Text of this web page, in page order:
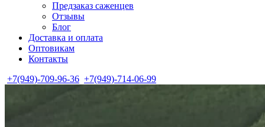
Предзаказ саженцев
Отзывы
Блог
Доставка и оплата
Оптовикам
Контакты
+7(949)-709-96-36 +7(949)-714-06-99